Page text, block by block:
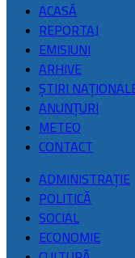
ACASĂ
REPORTAJ
EMISIUNI
ARHIVE
ŞTIRI
ANUNȚURI
METEO
CONTACT
ADMINISTRAȚIE
POLITICĂ
SOCIAL
ECONOMIE